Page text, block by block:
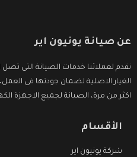
عن صيانة يونيون اير
نقدم لعملائنا خدمات الصيانة التى
الغيار الاصلية لضمان جودتها فى
اكثر من مرة، الصيانة لجميع الاجهزة
الأقسام
شركة يونيون اير